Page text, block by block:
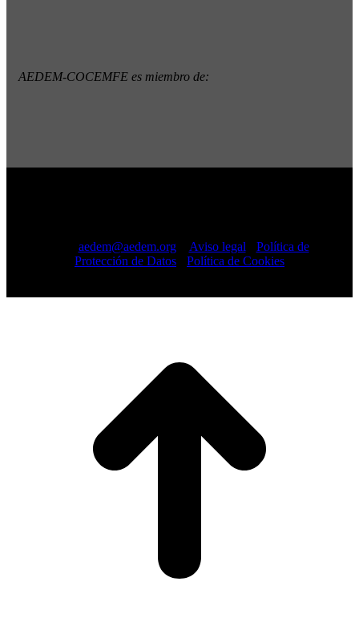
AEDEM-COCEMFE es miembro de:
aedem@aedem.org// Aviso legal
Política de
Protección de Datos
Política de Cookies